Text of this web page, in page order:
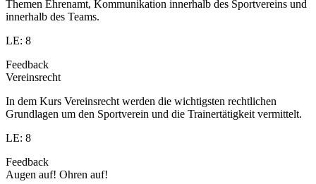
Themen Ehrenamt, Kommunikation innerhalb des Sportvereins und
innerhalb des Teams.
LE: 8
Feedback
Vereinsrecht
In dem Kurs Vereinsrecht werden die wichtigsten rechtlichen
Grundlagen um den Sportverein und die Trainertätigkeit vermittelt.
LE: 8
Feedback
Augen auf! Ohren auf!